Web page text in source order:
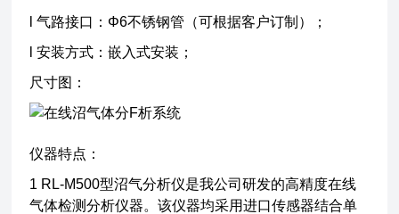
l 气路接口：Φ6不锈钢管（可根据客户订制）；
l 安装方式：嵌入式安装；
尺寸图：
仪器特点：
1 RL-M500型沼气分析仪是我公司研发的高精度在线
气体检测分析仪器。该仪器均采用进口传感器结合单